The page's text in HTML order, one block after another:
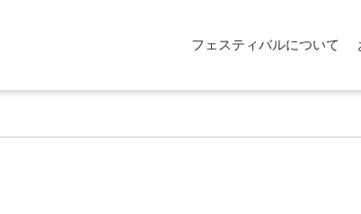
フェスティバルについて